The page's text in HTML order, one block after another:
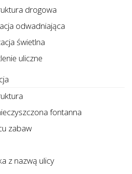
drogowa
odwadniająca
świetlna
uliczne
fontanna
zabaw
z nazwą ulicy